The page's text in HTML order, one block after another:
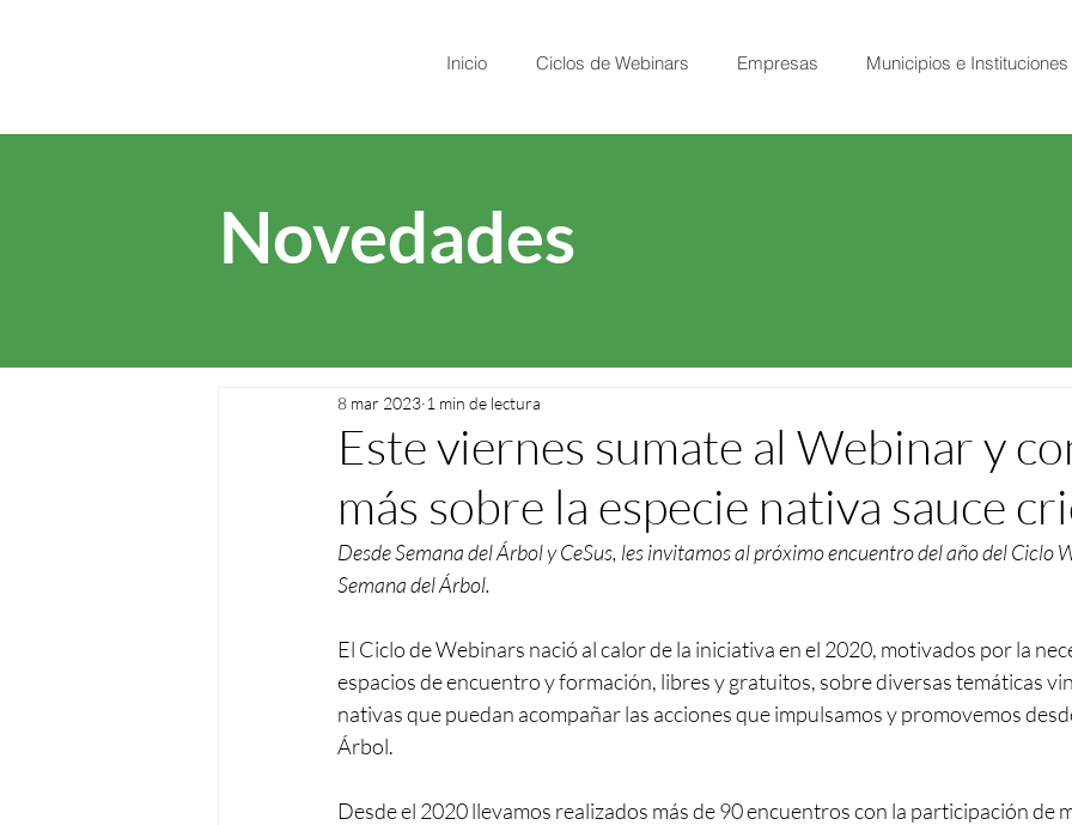
Inicio Ciclos de Webinars Empresas Municipios e Instituciones
Este viernes sumate al Webinar y
más sobre la especie nativa sauce
8 mar 2023 1 min de lectura
Desde Semana del Árbol y CeSus, les invitamos al próximo encuentro del año del Ciclo
Semana del Árbol.
El Ciclo de Webinars nació al calor de la iniciativa en el 2020, motivados por la
espacios de encuentro y formación, libres y gratuitos, sobre diversas temáticas
nativas que puedan acompañar las acciones que impulsamos y promovemos
Árbol.
Desde el 2020 llevamos realizados más de 90 encuentros con la participación de
Novedades